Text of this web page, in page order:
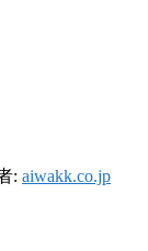
: aiwakk.co.jp